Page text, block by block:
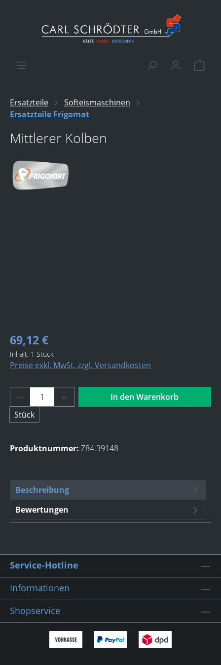
Ersatzteile
Softeismaschinen
Ersatzteile Frigomat
Mittlerer Kolben
69,12 €
Inhalt: 1 Stück
Preise exkl. MwSt. zzgl. Versandkosten
Produkt Anzahl: Gib den gewünschten
Stück
In den Warenkorb
Produktnummer: Z84.39148
Beschreibung
Bewertungen
Service-Hotline
Informationen
Shopservice